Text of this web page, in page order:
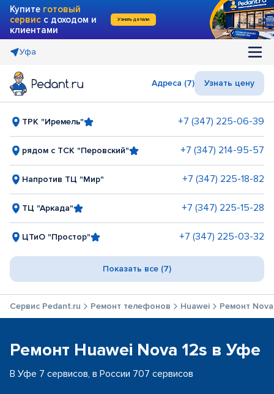
Купите готовый
сервис с доходом и
клиентами
Узнать детали
Уфа
Адреса (7) Узнать цену
ТРК "Иремель" +7 (347) 225-06-39
рядом с ТСК "Перовский" +7 (347) 214-95-57
Напротив ТЦ "Мир" +7 (347) 225-18-82
ТЦ "Аркада" +7 (347) 225-15-28
ЦТиО "Простор" +7 (347) 225-03-32
Показать все (7)
Сервис Pedant.ru Ремонт телефонов Huawei Ремонт
Ремонт Huawei Nova 12s в Уфе
В Уфе 7 сервисов, в России 707 сервисов